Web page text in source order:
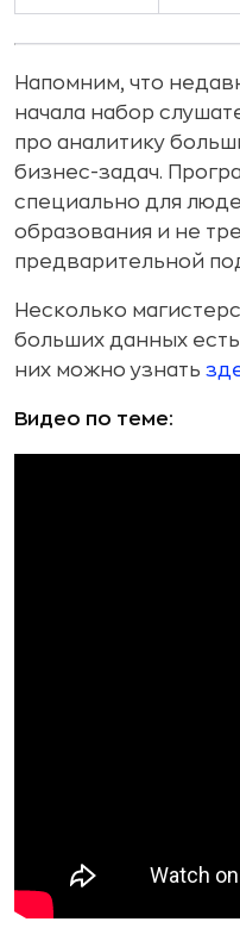
Напомним, что
начала набор
про аналитику
бизнес-задач.
специально для
образования и не
предварительной
Несколько
больших данных
них можно узнать
Видео по теме: